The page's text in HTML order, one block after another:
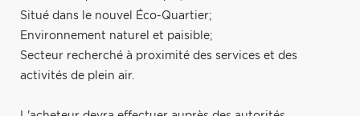
Situé dans le nouvel Éco-Quartier;
Environnement naturel et paisible;
Secteur recherché à proximité des services et des
activités de plein air.